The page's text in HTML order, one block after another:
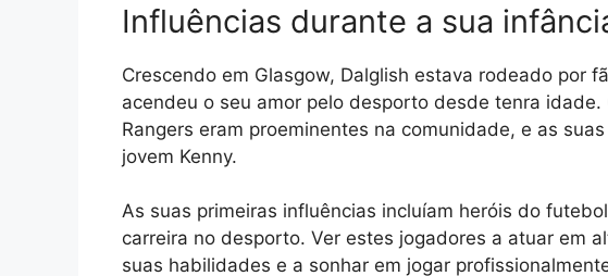
Influências durante a sua
Crescendo em Glasgow, Dalglish estava rodeado por
acendeu o seu amor pelo desporto desde tenra
Rangers eram proeminentes na comunidade, e as
jovem Kenny.
As suas primeiras influências incluíam heróis do
carreira no desporto. Ver estes jogadores a atuar em
suas habilidades e a sonhar em jogar